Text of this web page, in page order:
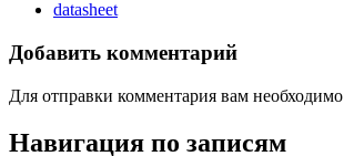
datasheet
Добавить комментарий
Для отправки комментария вам необходимо
Навигация по записям